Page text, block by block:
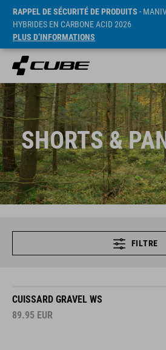
RAPPEL DE SÉCURITÉ DE PRODUITS -
HYBRIDES EN CARBONE ACID 2026
PLUS D’INFORMATIONS
SHORTS &
FILTRE
CUISSARD GRAVEL WS
89.95 EUR